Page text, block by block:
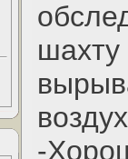
шахту
-